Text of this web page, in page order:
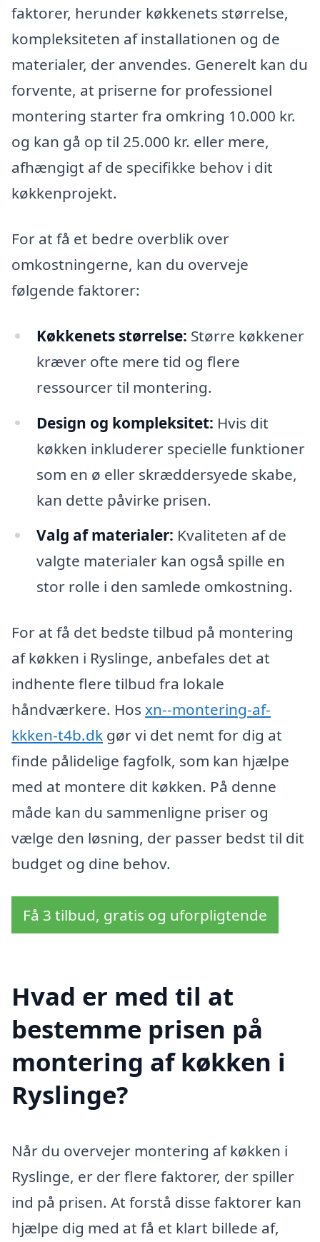
faktorer, herunder køkkenets størrelse,
kompleksiteten af installationen og de
materialer, der anvendes. Generelt kan du
forvente, at priserne for professionel
montering starter fra omkring 10.000 kr.
og kan gå op til 25.000 kr. eller mere,
afhængigt af de specifikke behov i dit
køkkenprojekt.
For at få et bedre overblik over
omkostningerne, kan du overveje
følgende faktorer:
Køkkenets størrelse: Større køkkener
kræver ofte mere tid og flere
ressourcer til montering.
Design og kompleksitet: Hvis dit
køkken inkluderer specielle funktioner
som en ø eller skræddersyede skabe,
kan dette påvirke prisen.
Valg af materialer: Kvaliteten af de
valgte materialer kan også spille en
stor rolle i den samlede omkostning.
For at få det bedste tilbud på montering
af køkken i Ryslinge, anbefales det at
indhente flere tilbud fra lokale
håndværkere. Hos xn--montering-af-
kkken-t4b.dk gør vi det nemt for dig at
finde pålidelige fagfolk, som kan hjælpe
med at montere dit køkken. På denne
måde kan du sammenligne priser og
vælge den løsning, der passer bedst til dit
budget og dine behov.
Få 3 tilbud, gratis og uforpligtende
Hvad er med til at
bestemme prisen på
montering af køkken i
Ryslinge?
Når du overvejer montering af køkken i
Ryslinge, er der flere faktorer, der spiller
ind på prisen. At forstå disse faktorer kan
hjælpe dig med at få et klart billede af,